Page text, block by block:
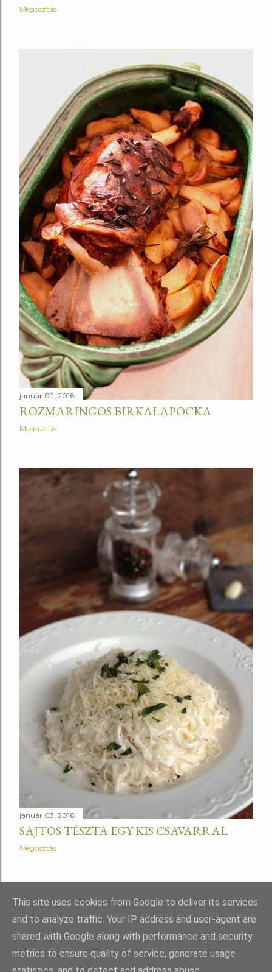
Megosztás
január 09, 2016
ROZMARINGOS BIRKALAPOCKA
Megosztás
január 03, 2016
SAJTOS TÉSZTA EGY KIS CSAVARRAL
Megosztás
RÉGEBBI BEJEGYZÉSEK
This site uses cookies from Google to deliver its services
and to analyze traffic. Your IP address and user-agent are
shared with Google along with performance and security
metrics to ensure quality of service, generate usage